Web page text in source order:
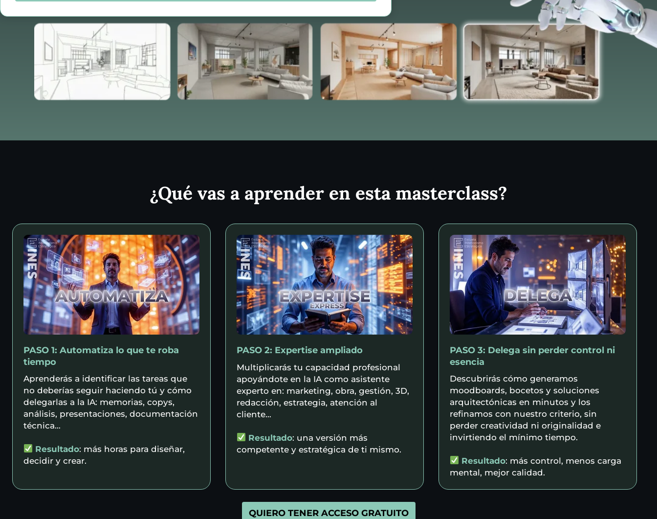
¿Qué vas a aprender en esta masterclass?
PASO 1: Automatiza lo que te roba
tiempo
Aprenderás a identificar las tareas que
no deberías seguir haciendo tú y cómo
delegarlas a la IA: memorias, copys,
análisis, presentaciones, documentación
técnica…
Resultado: más horas para diseñar,
decidir y crear.
PASO 2: Expertise ampliado
Multiplicarás tu capacidad profesional
apoyándote en la IA como asistente
experto en: marketing, obra, gestión, 3D,
redacción, estrategia, atención al
cliente…
Resultado: una versión más
competente y estratégica de ti mismo.
PASO 3: Delega sin perder control ni
esencia
Descubrirás cómo generamos
moodboards, bocetos y soluciones
arquitectónicas en minutos y los
refinamos con nuestro criterio, sin
perder creatividad ni originalidad e
invirtiendo el mínimo tiempo.
Resultado: más control, menos carga
mental, mejor calidad.
QUIERO TENER ACCESO GRATUITO